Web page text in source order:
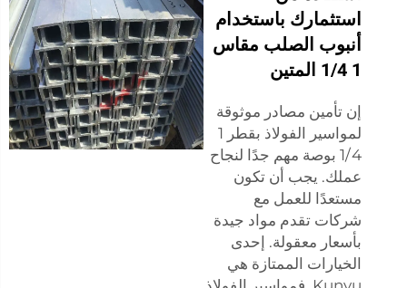
استثمارك باستخدام
أنبوب الصلب مقاس
1 1/4 المتين
إن تأمين مصادر موثوقة
لمواسير الفولاذ بقطر 1
1/4 بوصة مهم جدًا لنجاح
عملك. يجب أن تكون
مستعدًا للعمل مع
شركات تقدم مواد جيدة
بأسعار معقولة. إحدى
الخيارات الممتازة هي